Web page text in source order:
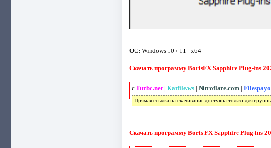
ОС: Windows 10 / 11 - x64
Скачать программу BorisFX Sapphire Plug-ins
с Turbo.net| Katfile.ws| Nitroflare.com |
Прямая ссылка на скачивание доступна только для
Скачать программу Boris FX Sapphire Plug-ins